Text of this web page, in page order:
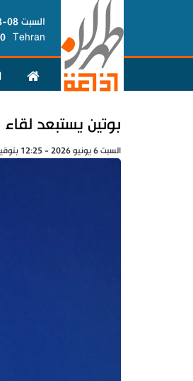
السبت 08-08-2026
Tehran
بوتين يستبعد
السبت 6 يونيو 2026 - 12:25 بتوقيت طهران